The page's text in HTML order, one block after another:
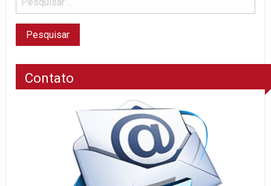
Contato